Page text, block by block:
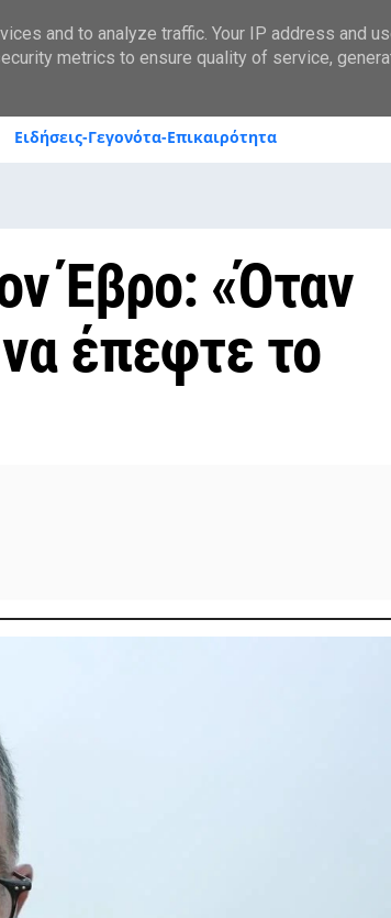
Ειδήσεις-Γεγονότα-Επικαιρότητα
Έβρο: «Όταν
έπεφτε το
and to analyze traffic. Your IP address and
metrics to ensure quality of service,